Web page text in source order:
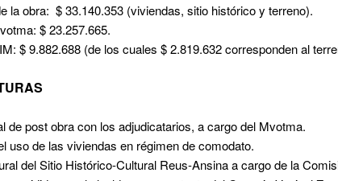
la obra: $ 33.140.353 (viviendas, sitio histórico y terreno).
$ 23.257.665.
$ 9.882.688 (de los cuales $ 2.819.632 corresponden al
de post obra con los adjudicatarios, a cargo del Mvotma.
uso de las viviendas en régimen de comodato.
del Sitio Histórico-Cultural Reus-Ansina a cargo de la